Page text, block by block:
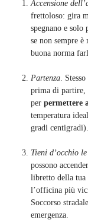
Accensione
frettoloso: gira
spegnano e
se non sempre è
buona norma
Partenza.
prima di partire,
perpermettere
temperatura
gradi centigradi).
Tieni d’occhio
possono
libretto della tua
l’officina più
Soccorso
emergenza.